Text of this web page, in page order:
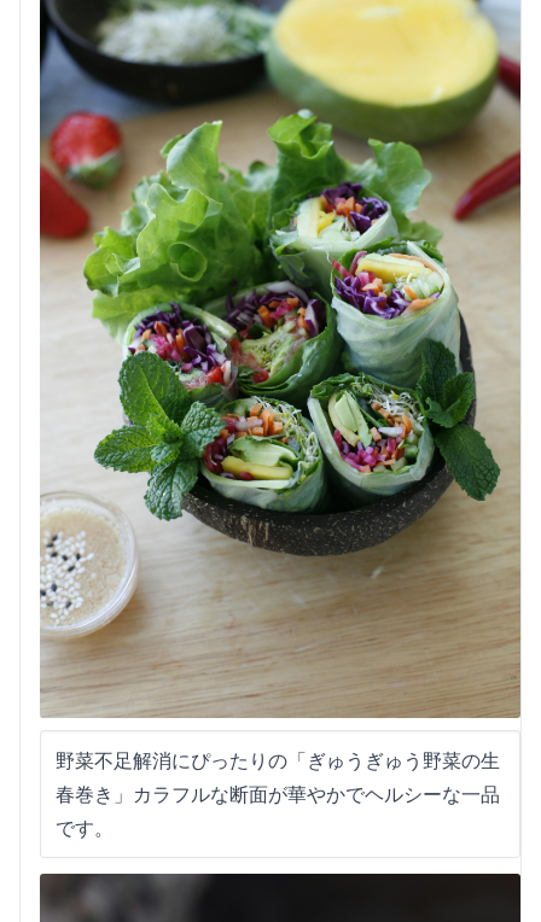
野菜不足解消にぴったりの「ぎゅうぎゅう野菜の生
春巻き」カラフルな断面が華やかでヘルシーな一品
です。